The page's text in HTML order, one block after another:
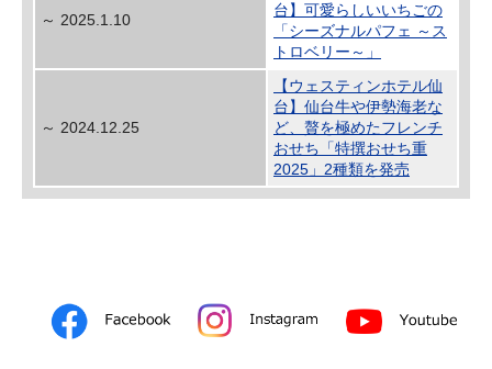
～ 2025.1.10
台】可愛らしいいちごの
「シーズナルパフェ ～ス
トロベリー～」
～ 2024.12.25
【ウェスティンホテル仙
台】仙台牛や伊勢海老な
ど、贅を極めたフレンチ
おせち「特撰おせち重
2025」2種類を発売